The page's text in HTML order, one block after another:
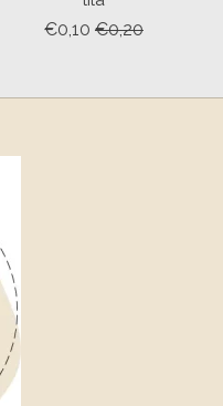
€0,10 €0,20